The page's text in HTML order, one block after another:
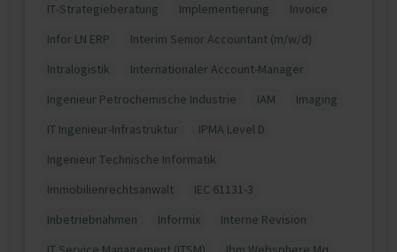
IT-Strategieberatung
Implementierung
Invoice
Infor LN ERP
Interim Senior Accountant (m/w/d)
Intralogistik
Internationaler Account-Manager
Ingenieur Petrochemische Industrie
IAM
Imaging
IT Ingenieur-Infrastruktur
IPMA Level D
Ingenieur Technische Informatik
Immobilienrechtsanwalt
IEC 61131-3
Inbetriebnahmen
Informix
Interne Revision